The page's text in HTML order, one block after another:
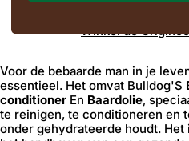
Regio en taal
Winkelde
Voor de bebaarde man in je
essentieel. Het omvat Bulldog'S
conditioner En Baardolie,
te reinigen, te conditioneren en
onder gehydrateerde houdt.